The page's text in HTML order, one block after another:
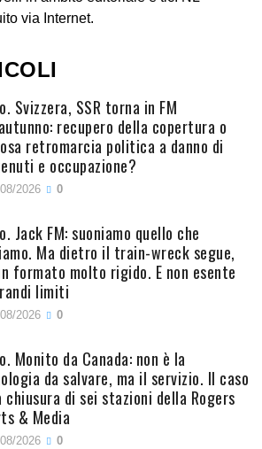
via Internet.
Svizzera, SSR torna in FM
recupero della copertura o
retromarcia politica a danno di
e occupazione?
2026 0
Jack FM: suoniamo quello che
Ma dietro il train-wreck segue,
formato molto rigido. E non esente
limiti
2026 0
Monito da Canada: non è la
da salvare, ma il servizio. Il caso
chiusura di sei stazioni della Rogers
& Media
2026 0